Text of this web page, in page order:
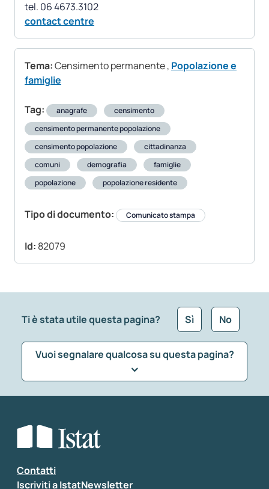
contact centre
Tema:Censimento permanente, Popolazione e
famiglie
Tag: anagrafe
censimento
censimento permanente popolazione
censimento popolazione
cittadinanza
comuni
demografia
famiglie
popolazione
popolazione residente
Tipo di documento: Comunicato stampa
Id: 82079
Ti è stata utile questa pagina? Sì No
Vuoi segnalare qualcosa su questa pagina?
Seleziona la tipologia della segnalazione
Inserisci il tuo commento
Contatti
Iscriviti a IstatNewsletter